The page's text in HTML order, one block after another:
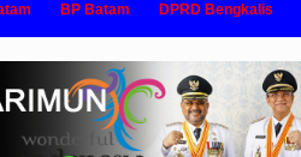
BP Batam DPRD Bengkalis